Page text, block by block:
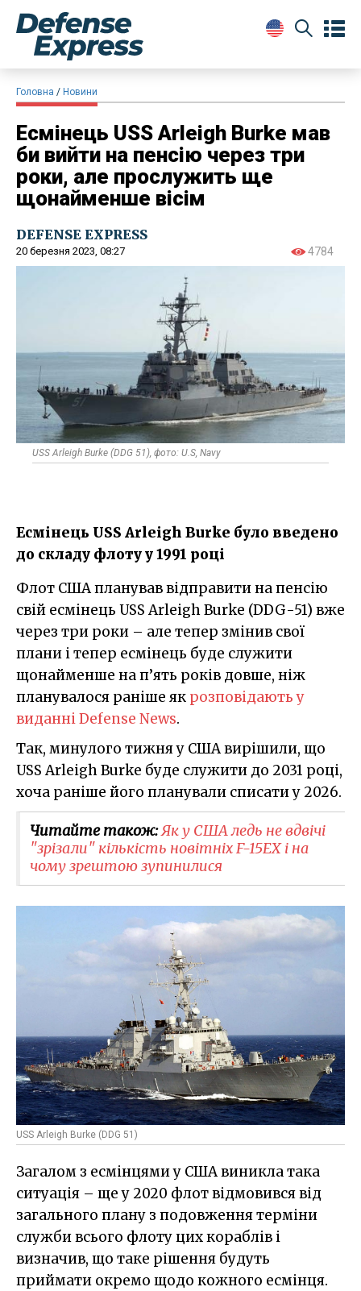
Головна Новини
Есмінець USS Arleigh Burke мав
би вийти на пенсію через три
роки, але прослужить ще
щонайменше вісім
DEFENSE EXPRESS
20 березня 2023, 08:27 4784
USS Arleigh Burke (DDG 51), фото: U.S, Navy
Есмінець USS Arleigh Burke було введено
до складу флоту у 1991 році
Флот США планував відправити на пенсію
свій есмінець USS Arleigh Burke (DDG-51) вже
через три роки – але тепер змінив свої
плани і тепер есмінець буде служити
щонайменше на п’ять років довше, ніж
планувалося раніше як розповідають у
виданні Defense News.
Так, минулого тижня у США вирішили, що
USS Arleigh Burke буде служити до 2031 році,
хоча раніше його планували списати у 2026.
Читайте також:Як у США ледь не вдвічі
"зрізали" кількість новітніх F-15EX і на
чому зрештою зупинилися
USS Arleigh Burke (DDG 51)
Загалом з есмінцями у США виникла така
ситуація – ще у 2020 флот відмовився від
загального плану з подовження терміни
служби всього флоту цих кораблів і
визначив, що таке рішення будуть
приймати окремо щодо кожного есмінця.